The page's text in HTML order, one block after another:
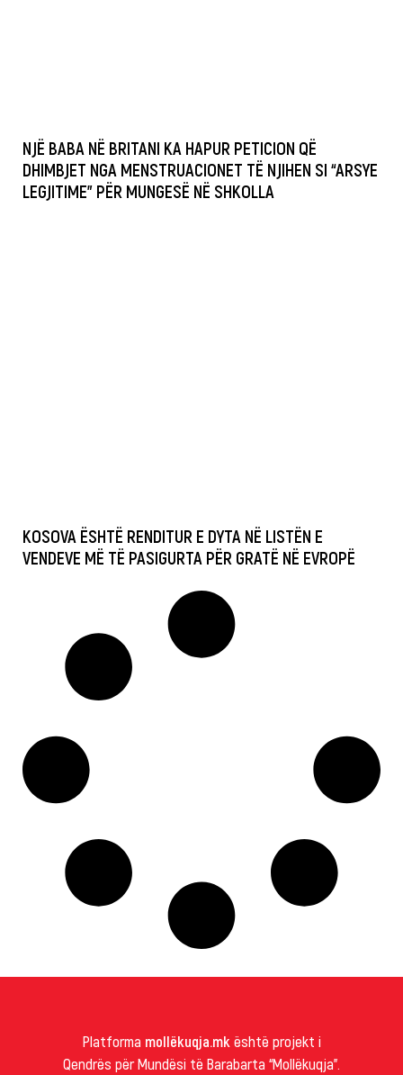
NJË BABA NË BRITANI KA HAPUR PETICION QË
DHIMBJET NGA MENSTRUACIONET TË NJIHEN SI “ARSYE
LEGJITIME” PËR MUNGESË NË SHKOLLA
KOSOVA ËSHTË RENDITUR E DYTA NË LISTËN E
VENDEVE MË TË PASIGURTA PËR GRATË NË EVROPË
Platforma mollëkuqja.mk është projekt i
Qendrës për Mundësi të Barabarta “Mollëkuqja”.